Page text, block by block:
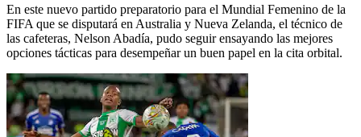
En este nuevo partido preparatorio para el Mundial Femenino de la
FIFA que se disputará en Australia y Nueva Zelanda, el técnico de
las cafeteras, Nelson Abadía, pudo seguir ensayando las mejores
opciones tácticas para desempeñar un buen papel en la cita orbital.